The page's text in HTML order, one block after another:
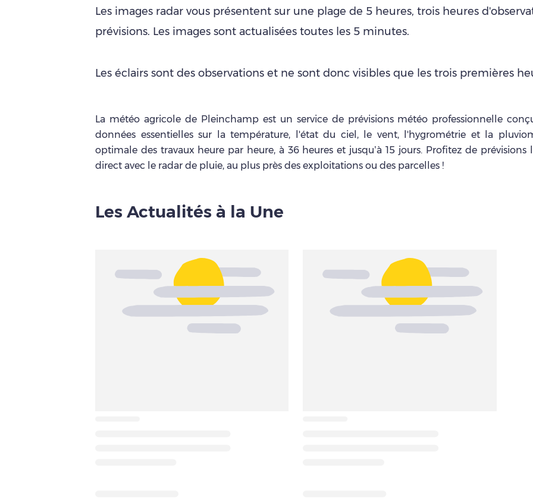
Les images radar vous présentent sur une plage de 5 heures, trois heures
prévisions. Les images sont actualisées toutes les 5 minutes.
Les éclairs sont des observations et ne sont donc visibles que les trois premières
La météo agricole de Pleinchamp est un service de prévisions météo professionnelle
données essentielles sur la température, l'état du ciel, le vent, l'hygrométrie et la
optimale des travaux heure par heure, à 36 heures et jusqu’à 15 jours. Profitez de
direct avec le radar de pluie, au plus près des exploitations ou des parcelles !
Les Actualités à la Une